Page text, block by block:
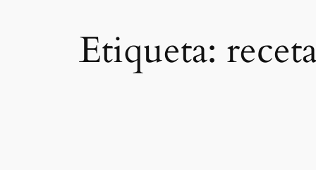
Etiqueta: